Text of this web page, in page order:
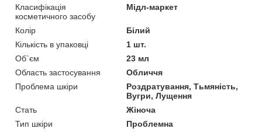
Класифікація
косметичного засобу
Мідл-маркет
Колір
Білий
Кількість в упаковці
1 шт.
Об`єм
23 мл
Область застосування
Обличчя
Проблема шкіри
Роздратування, Тьмяність,
Вугри, Лущення
Стать
Жіноча
Тип шкіри
Проблемна